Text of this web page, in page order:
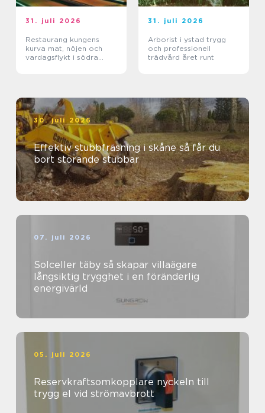
31. juli 2026
Restaurang kungens
kurva mat, nöjen och
vardagsflykt i södra
31. juli 2026
Arborist i ystad trygg
och professionell
trädvård året runt
30. juli 2026
Effektiv stubbfräsning i skåne så får du
bort störande stubbar
07. juli 2026
Solceller täby så skapar villaägare
långsiktig trygghet i en föränderlig
energivärld
05. juli 2026
Reservkraftsomkopplare nyckeln till
trygg el vid strömavbrott